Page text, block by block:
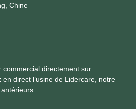
Chine
commercial directement sur
direct l’usine de Lidercare, notre